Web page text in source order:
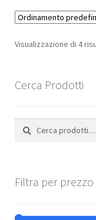
Visualizzazione di 4
Cerca Prodotti
Cerca:
Cerca
Filtra per prezzo